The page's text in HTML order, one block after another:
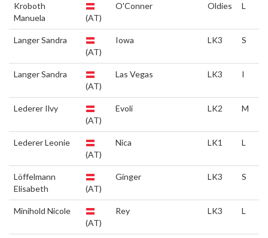
Kroboth
Manuela
(AT)
O'Conner Oldies L
Langer Sandra
(AT)
Iowa LK3 S
Langer Sandra
(AT)
Las Vegas LK3 I
Lederer Ilvy
(AT)
Evoli LK2 M
Lederer Leonie
(AT)
Nica LK1 L
Löffelmann
Elisabeth
(AT)
Ginger LK3 S
Minihold Nicole
(AT)
Rey LK3 L